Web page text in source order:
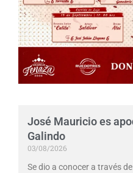
José Mauricio es
Galindo
03/08/2026
Se dio a conocer a través